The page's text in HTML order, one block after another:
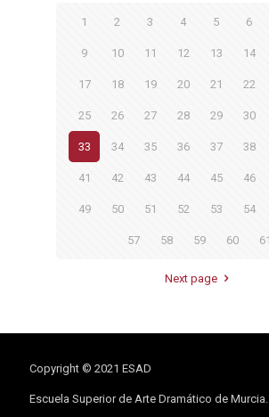
1 2 3 4 5 6
9 10 11 12 13 14
17 18 19 20 21 22
25 26 27 28 29 30
33 34 35 36 37 38
41 42 43 44 45 46
49 50 51 52 53 54
57 58 59 60 61
Next page
Copyright © 2021 ESAD
Escuela Superior de Arte Dramático de Murcia.